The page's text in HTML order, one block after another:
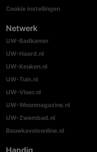
Cookie instellingen
Netwerk
UW-Badkamer
UW-Haard.nl
UW-Keuken.nl
UW-Tuin.nl
UW-Vloer.nl
UW-Woonmagazine.nl
UW-Zwembad.nl
Bouwkavelsonline.nl
Handig